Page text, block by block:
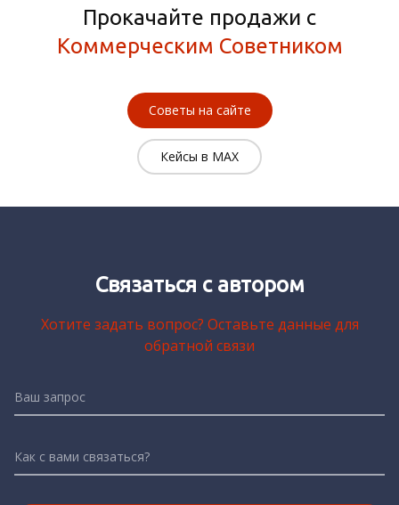
Прокачайте продажи с
Коммерческим Советником
Советы на сайте
Кейсы в MAX
Связаться с автором
Хотите задать вопрос? Оставьте данные для
обратной связи
Ваш запрос
Как с вами связаться?